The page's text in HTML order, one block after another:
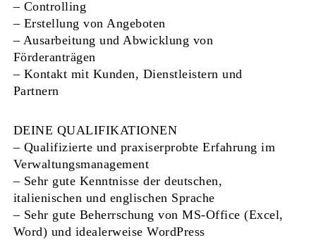
– Controlling
– Erstellung von Angeboten
– Ausarbeitung und Abwicklung von
Förderanträgen
– Kontakt mit Kunden, Dienstleistern und
Partnern
DEINE QUALIFIKATIONEN
– Qualifizierte und praxiserprobte Erfahrung im
Verwaltungsmanagement
– Sehr gute Kenntnisse der deutschen,
italienischen und englischen Sprache
– Sehr gute Beherrschung von MS-Office (Excel,
Word) und idealerweise WordPress